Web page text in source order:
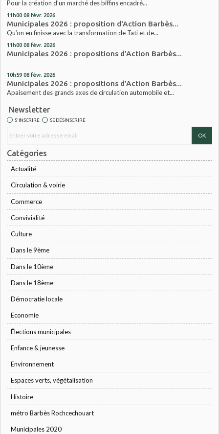
Pour la création d’un marché des biffins encadré...
11h00 08 févr. 2026
Municipales 2026 : proposition d'Action Barbès...
Qu’on en finisse avec la transformation de Tati et de...
11h00 08 févr. 2026
Municipales 2026 : propositions d'Action Barbès...
10h59 08 févr. 2026
Municipales 2026 : propositions d'Action Barbès...
Apaisement des grands axes de circulation automobile et...
Newsletter
S'INSCRIRE SE DÉSINSCRIRE
Catégories
Actualité
Circulation & voirie
Commerce
Convivialité
Culture
Dans le 9ème
Dans le 10ème
Dans le 18ème
Démocratie locale
Economie
Élections municipales
Enfance & jeunesse
Environnement
Espaces verts, végétalisation
Histoire
métro Barbès Rochcechouart
Municipales 2020